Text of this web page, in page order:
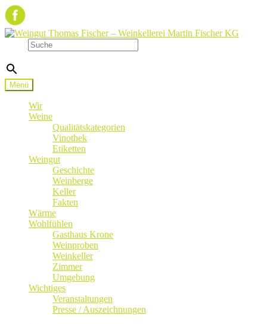
Zur
Navigation
springen
Zum
springen
Menü
Wir
Weine
Qualitätskategorien
Vinothek
Etiketten
Weingut
Geschichte
Weinberge
Keller
Fakten
Wärme
Wohlfühlen
Gasthaus Krone
Weinproben
Weinkeller
Zimmer
Umgebung
Wichtiges
Veranstaltungen
Presse / Auszeichnungen